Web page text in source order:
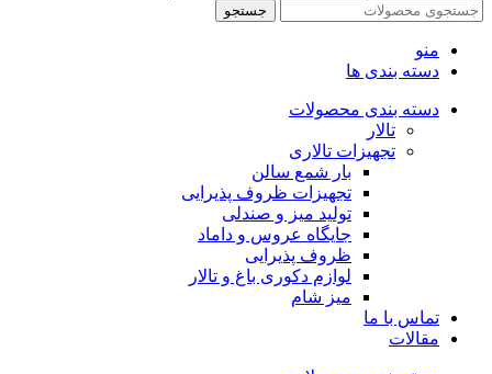
جستجو
منو
دسته بندی ها
دسته بندی محصولات
تالار
تجهیزات تالاری
بار شمع سالن
تجهیزات ظروف پذیرایی
تولید میز و صندلی
جایگاه عروس و داماد
ظروف پذیرایی
لوازم دکوری باغ و تالار
میز شام
تماس با ما
مقالات